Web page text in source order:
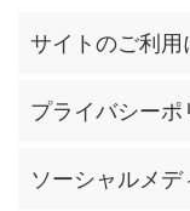
サイトのご利用
プライバシーポ
ソーシャルメ